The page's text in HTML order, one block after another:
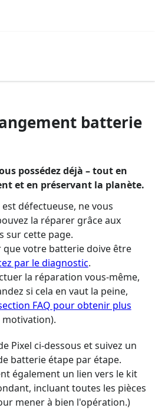
batterie
possédez déjà – tout en
et en préservant la planète.
défectueuse, ne vous
la réparer grâce aux
sur cette page.
que votre batterie doive être
par le diagnostic.
la réparation vous-même,
si cela en vaut la peine,
FAQ pour obtenir plus
motivation).
Pixel ci-dessous et suivez un
batterie étape par étape.
également un lien vers le kit
incluant toutes les pièces
mener à bien l'opération.)